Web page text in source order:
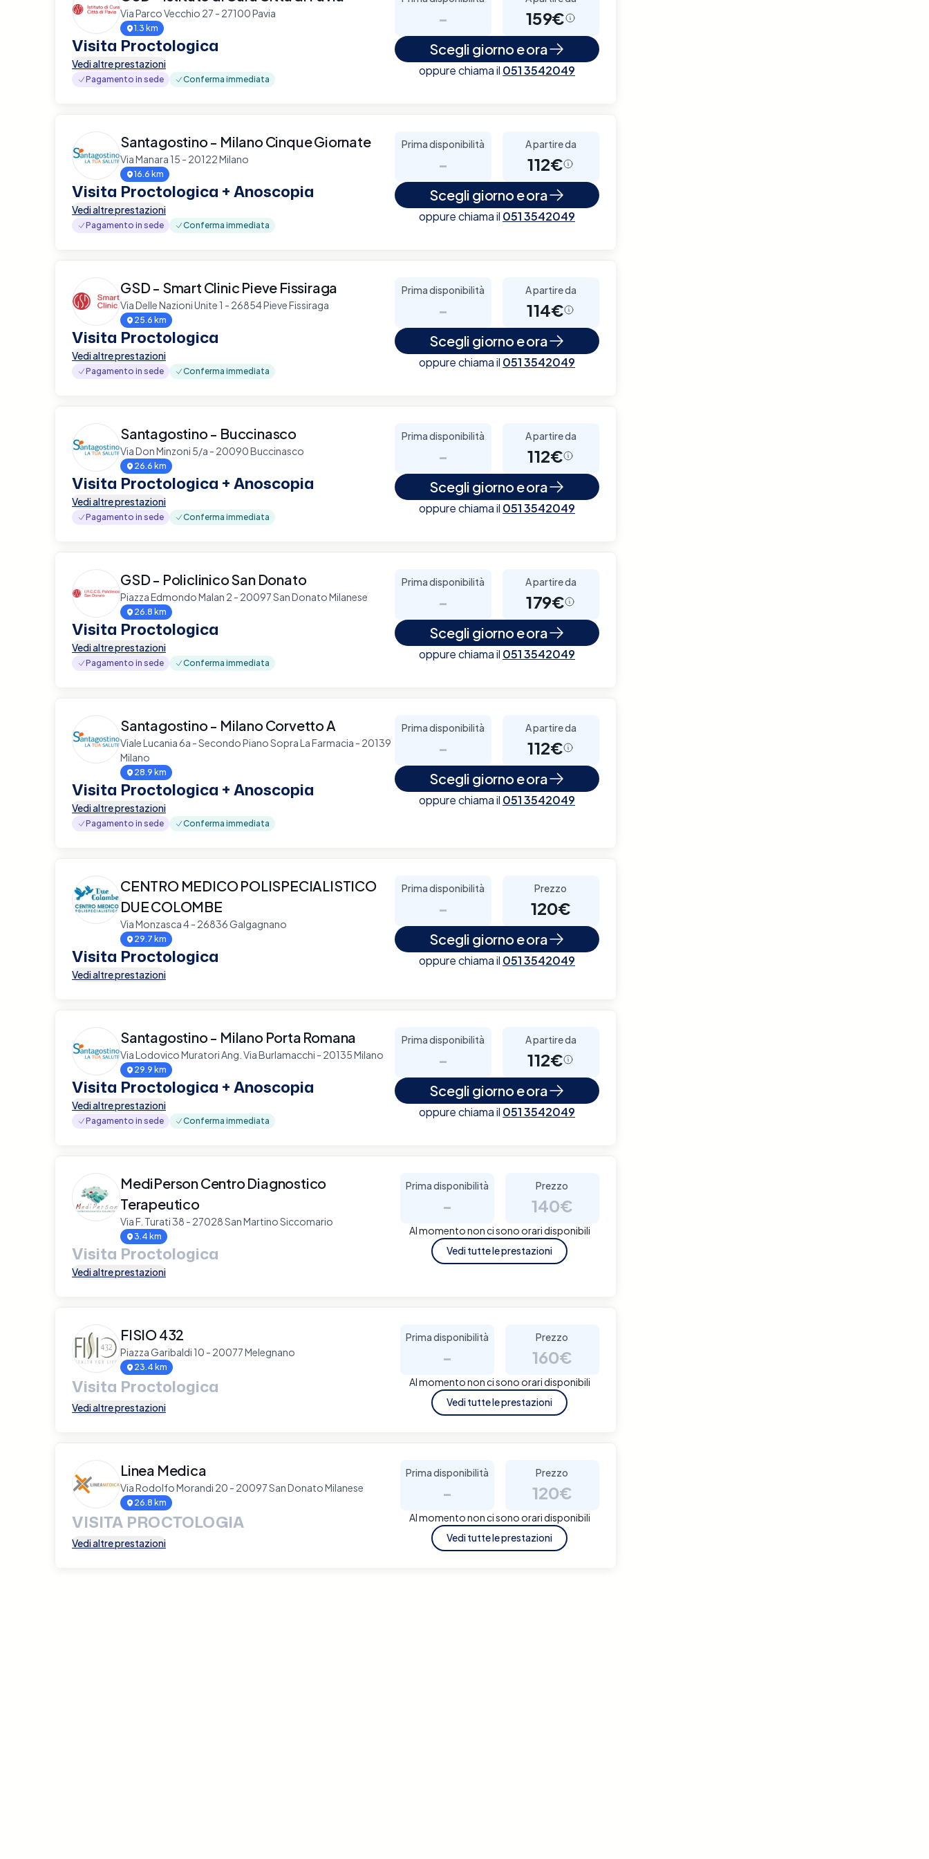
Via Parco Vecchio 27 - 27100 Pavia
1.3 km
Visita Proctologica
Vedi altre prestazioni
Pagamento in sede Conferma immediata
- 159€
Scegli giorno e ora
oppure chiama il 051 3542049
Santagostino - Milano Cinque Giornate
Via Manara 15 - 20122 Milano
16.6 km
Visita Proctologica + Anoscopia
Vedi altre prestazioni
Pagamento in sede Conferma immediata
Prima disponibilità
-
A partire da
112€
Scegli giorno e ora
oppure chiama il 051 3542049
GSD - Smart Clinic Pieve Fissiraga
Via Delle Nazioni Unite 1 - 26854 Pieve Fissiraga
25.6 km
Visita Proctologica
Vedi altre prestazioni
Pagamento in sede Conferma immediata
Prima disponibilità
-
A partire da
114€
Scegli giorno e ora
oppure chiama il 051 3542049
Santagostino - Buccinasco
Via Don Minzoni 5/a - 20090 Buccinasco
26.6 km
Visita Proctologica + Anoscopia
Vedi altre prestazioni
Pagamento in sede Conferma immediata
Prima disponibilità
-
A partire da
112€
Scegli giorno e ora
oppure chiama il 051 3542049
GSD - Policlinico San Donato
Piazza Edmondo Malan 2 - 20097 San Donato Milanese
26.8 km
Visita Proctologica
Vedi altre prestazioni
Pagamento in sede Conferma immediata
Prima disponibilità
-
A partire da
179€
Scegli giorno e ora
oppure chiama il 051 3542049
Santagostino - Milano Corvetto A
Viale Lucania 6a - Secondo Piano Sopra La Farmacia - 20139
Milano
28.9 km
Visita Proctologica + Anoscopia
Vedi altre prestazioni
Pagamento in sede Conferma immediata
Prima disponibilità
-
A partire da
112€
Scegli giorno e ora
oppure chiama il 051 3542049
CENTRO MEDICO POLISPECIALISTICO
DUE COLOMBE
Via Monzasca 4 - 26836 Galgagnano
29.7 km
Visita Proctologica
Vedi altre prestazioni
Prima disponibilità
-
Prezzo
120€
Scegli giorno e ora
oppure chiama il 051 3542049
Santagostino - Milano Porta Romana
Via Lodovico Muratori Ang. Via Burlamacchi - 20135 Milano
29.9 km
Visita Proctologica + Anoscopia
Vedi altre prestazioni
Pagamento in sede Conferma immediata
Prima disponibilità
-
A partire da
112€
Scegli giorno e ora
oppure chiama il 051 3542049
MediPerson Centro Diagnostico
Terapeutico
Via F. Turati 38 - 27028 San Martino Siccomario
3.4 km
Visita Proctologica
Vedi altre prestazioni
Prima disponibilità
-
Prezzo
140€
Al momento non ci sono orari disponibili
Vedi tutte le prestazioni
FISIO 432
Piazza Garibaldi 10 - 20077 Melegnano
23.4 km
Visita Proctologica
Vedi altre prestazioni
Prima disponibilità
-
Prezzo
160€
Al momento non ci sono orari disponibili
Vedi tutte le prestazioni
Linea Medica
Via Rodolfo Morandi 20 - 20097 San Donato Milanese
26.8 km
VISITA PROCTOLOGIA
Vedi altre prestazioni
Prima disponibilità
-
Prezzo
120€
Al momento non ci sono orari disponibili
Vedi tutte le prestazioni